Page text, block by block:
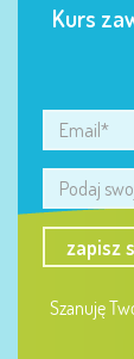
Kurs
zapisz
Szanuję